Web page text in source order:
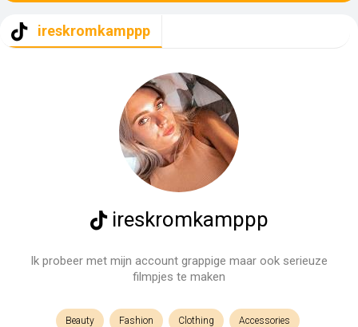
ireskromkamppp
ireskromkamppp
Ik probeer met mijn account grappige maar ook serieuze
filmpjes te maken
Beauty Fashion Clothing Accessories